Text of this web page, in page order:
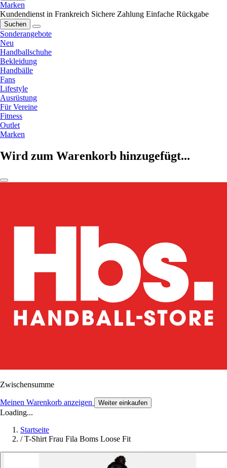
Marken
Kundendienst in Frankreich Sichere Zahlung Einfache Rückgabe
Suchen
Sonderangebote
Neu
Handballschuhe
Bekleidung
Handbälle
Fans
Lifestyle
Ausrüstung
Für Vereine
Fitness
Outlet
Marken
Wird zum Warenkorb hinzugefügt...
Zwischensumme
Meinen Warenkorb anzeigen Weiter einkaufen
Loading...
Startseite
/ T-Shirt Frau Fila Boms Loose Fit